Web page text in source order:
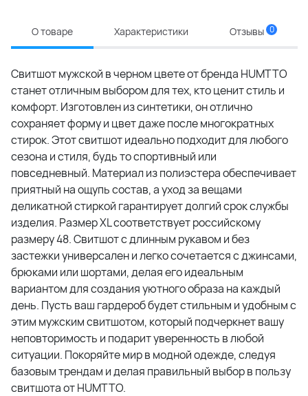
О товаре Характеристики Отзывы 0
Свитшот мужской в черном цвете от бренда HUMTTO
станет отличным выбором для тех, кто ценит стиль и
комфорт. Изготовлен из синтетики, он отлично
сохраняет форму и цвет даже после многократных
стирок. Этот свитшот идеально подходит для любого
сезона и стиля, будь то спортивный или
повседневный. Материал из полиэстера обеспечивает
приятный на ощупь состав, а уход за вещами
деликатной стиркой гарантирует долгий срок службы
изделия. Размер XL соответствует российскому
размеру 48. Свитшот с длинным рукавом и без
застежки универсален и легко сочетается с джинсами,
брюками или шортами, делая его идеальным
вариантом для создания уютного образа на каждый
день. Пусть ваш гардероб будет стильным и удобным с
этим мужским свитшотом, который подчеркнет вашу
неповторимость и подарит уверенность в любой
ситуации. Покоряйте мир в модной одежде, следуя
базовым трендам и делая правильный выбор в пользу
свитшота от HUMTTO.